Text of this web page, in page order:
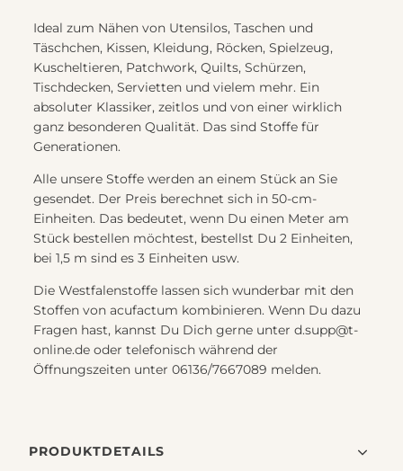
Ideal zum Nähen von Utensilos, Taschen und
Täschchen, Kissen, Kleidung, Röcken, Spielzeug,
Kuscheltieren, Patchwork, Quilts, Schürzen,
Tischdecken, Servietten und vielem mehr. Ein
absoluter Klassiker, zeitlos und von einer wirklich
ganz besonderen Qualität. Das sind Stoffe für
Generationen.
Alle unsere Stoffe werden an einem Stück an Sie
gesendet. Der Preis berechnet sich in 50-cm-
Einheiten. Das bedeutet, wenn Du einen Meter am
Stück bestellen möchtest, bestellst Du 2 Einheiten,
bei 1,5 m sind es 3 Einheiten usw.
Die Westfalenstoffe lassen sich wunderbar mit den
Stoffen von acufactum kombinieren. Wenn Du dazu
Fragen hast, kannst Du Dich gerne unter d.supp@t-
online.de oder telefonisch während der
Öffnungszeiten unter 06136/7667089 melden.
PRODUKTDETAILS